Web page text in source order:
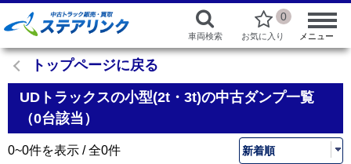
車両検索
0
お気に入り メニュー
トップページに戻る
UDトラックスの小型(2t・3t)の中古ダンプ一覧
（0台該当）
0~0件を表示 / 全0件